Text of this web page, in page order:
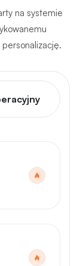
na systemie